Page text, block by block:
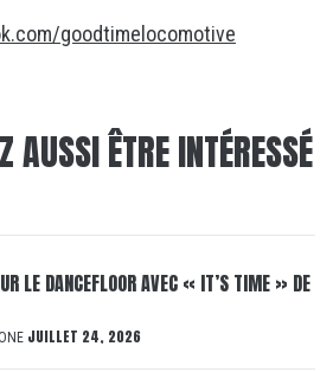
goodtimelocomotive
AUSSI ÊTRE INTÉRESSÉ
LE DANCEFLOOR AVEC « IT’S TIME » DE
JUILLET 24, 2026